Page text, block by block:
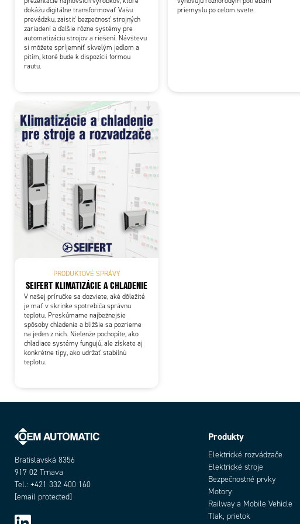
dokážu digitálne transformovať Vašu
prevádzku, zaistiť bezpečnosť strojných
zariadení a ďalšie rôzne systémy pre
automatizáciu strojov a riešení. Návštevu
si môžete spríjemniť skvelým jedlom a
pitím, ktoré bude k dispozícii formou
rautu.
priemyslu po celom svete.
PRODUKTOVÉ SPRÁVY
SEIFERT KLIMATIZÁCIE A CHLADENIE
V našej príručke sa dozviete, aké dôležité
je mať v skrinke spotrebiča správnu
teplotu. Preskúmame najbežnejšie
spôsoby chladenia a bližšie sa pozrieme
na jeden z nich. Nielenže pochopíte, ako
chladiace systémy fungujú, ale získate aj
konkrétne tipy, ako udržať stabilnú
teplotu.
Bratislavská 8356
917 02 Trnava
Tel.: +421 332 400 160
[email protected]
Produkty
Elektrické rozvádzače
Elektrické stroje
Bezpečnostné prvky
Motory
Railway a Mobile Vehicle
Tlak, prietok